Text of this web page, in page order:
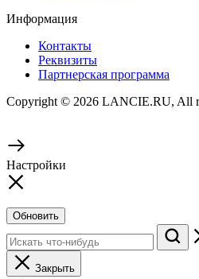
Информация
Контакты
Реквизиты
Партнерская программа
Copyright © 2026 LANCIE.RU, All
Настройки
Обновить
Закрыть